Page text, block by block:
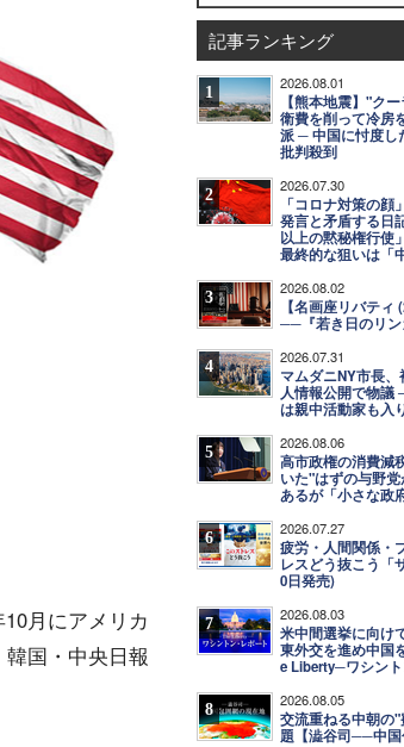
月にアメリカ
国・中央日報
記事ランキング
1 2026.08.01
【熊本地震】"ク
衛費を削って冷房
派 ─ 中国に忖度し
批判殺到
2 2026.07.30
「コロナ対策の
発言と矛盾する日
以上の黙秘権行使
最終的な狙いは「
3 2026.08.02
【名画座リバティ
──『若き日のリン
4 2026.07.31
マムダニNY市長
人情報公開で物議
は親中活動家も入
5 2026.08.06
高市政権の消費減
いた"はずの与野
あるが「小さな政
6 2026.07.27
疲労・人間関係
レスどう抜こう「
0日発売)
7 2026.08.03
米中間選挙に向け
東外交を進め中国
e Liberty─ワシント
8 2026.08.05
交流重ねる中朝の
題【澁谷司──中国